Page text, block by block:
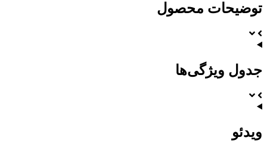
توضیحات محصول
جدول ویژگی‌ها
ویدئو